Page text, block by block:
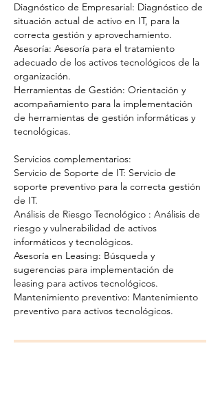
Diagnóstico de Empresarial: Diagnóstico de
situación actual de activo en IT, para la
correcta gestión y aprovechamiento.
Asesoría: Asesoría para el tratamiento
adecuado de los activos tecnológicos de la
organización.
Herramientas de Gestión: Orientación y
acompañamiento para la implementación
de herramientas de gestión informáticas y
tecnológicas.
Servicios complementarios:
Servicio de Soporte de IT: Servicio de
soporte preventivo para la correcta gestión
de IT.
Análisis de Riesgo Tecnológico : Análisis de
riesgo y vulnerabilidad de activos
informáticos y tecnológicos.
Asesoría en Leasing: Búsqueda y
sugerencias para implementación de
leasing para activos tecnológicos.
Mantenimiento preventivo: Mantenimiento